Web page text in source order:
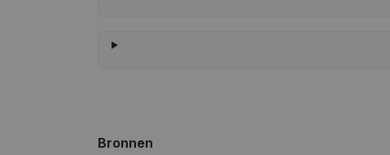
Bronnen